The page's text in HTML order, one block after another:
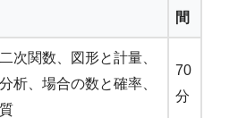
間
次関数、図形と計量、
析、場合の数と確率、
70
分